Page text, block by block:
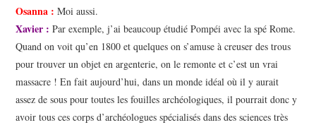
Osanna : Moi aussi.
Xavier : Par exemple, j’ai beaucoup étudié Pompéi avec la spé Rome.
Quand on voit qu’en 1800 et quelques on s’amuse à creuser des trous
pour trouver un objet en argenterie, on le remonte et c’est un vrai
massacre ! En fait aujourd’hui, dans un monde idéal où il y aurait
assez de sous pour toutes les fouilles archéologiques, il pourrait donc y
avoir tous ces corps d’archéologues spécialisés dans des sciences très